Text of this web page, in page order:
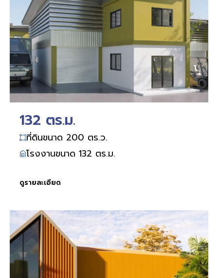
132 ตร.ม.
ที่ดินขนาด 200 ตร.ว.
โรงงานขนาด 132 ตร.ม.
ดูรายละเอียด